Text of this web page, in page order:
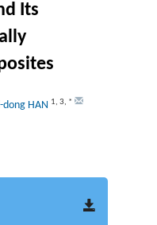
Its
dong HAN 1, 3, *